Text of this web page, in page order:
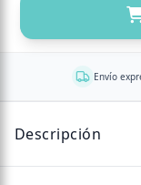
Envío
Descripción